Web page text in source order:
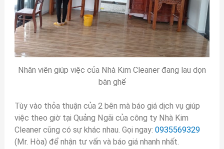
Nhân viên giúp việc của Nhà Kim Cleaner đang lau dọn
bàn ghế
Tùy vào thỏa thuận của 2 bên mà báo giá dịch vụ giúp
việc theo giờ tại Quảng Ngãi của công ty Nhà Kim
Cleaner cũng có sự khác nhau. Gọi ngay: 0935569329
(Mr. Hòa) để nhận tư vấn và báo giá nhanh nhất.